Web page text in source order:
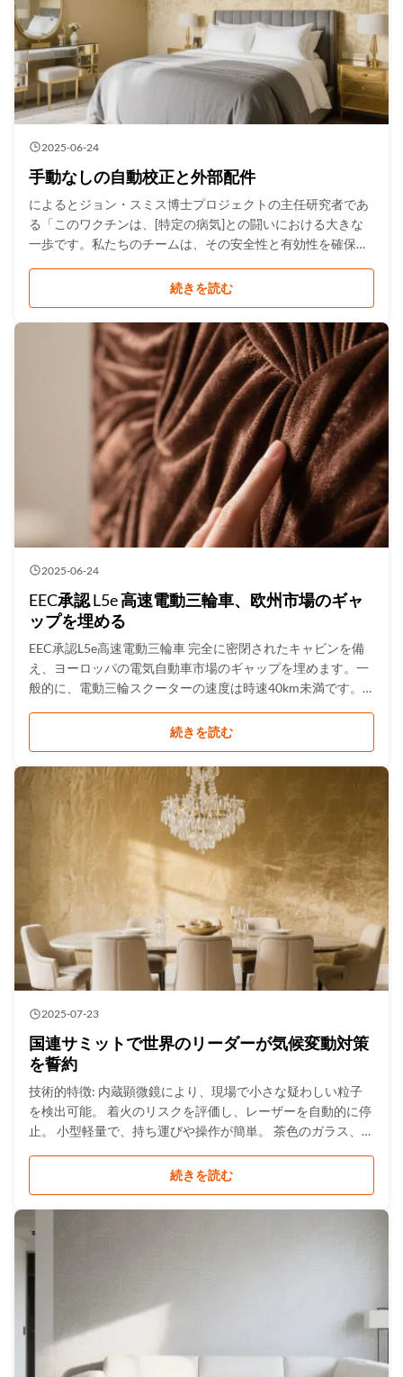
2025-06-24
手動なしの自動校正と外部配件
によるとジョン・スミス博士プロジェクトの主任研究者であ
る「このワクチンは、[特定の病気]との闘いにおける大きな
一歩です。私たちのチームは、その安全性と有効性を確保す
トには、国際的な保健機関や規制当局との広範な協力が必要
な、複数の臨床試験段階が含まれていました。その結果は期
待を上回り、このワクチンは病気の予防において95%の有効
性を示しました。 影響と将来の展望 この開発は、世界的な健
康に大きな影響を与えることが期待されています。専門家
は、このワクチンの広範な普及により、世界中で[特定の病
気]の発生率が大幅に減少すると予測しています。例えば、...
続きを読む
2025-06-24
EEC承認 L5e 高速電動三輪車、欧州市場のギャ
ップを埋める
EEC承認L5e高速電動三輪車 完全に密閉されたキャビンを備
え、ヨーロッパの電気自動車市場のギャップを埋めます。一
般的に、電動三輪スクーターの速度は時速40km未満です。
が、場合によっては、人々はより速く便利な輸送手段を必要
とします。 このEEC承認L5e高速電動三輪車は、時速50〜
60kmの速度のギャップを埋めます。最高速度は時速55km
で、食料品の配達、eコマースのパッケージなど、軽量の商
品を配達するのに適しています。 大人の3輪高速電動三輪車
には、さまざまな用途があります。乗客のために運転するこ
続きを読む
2025-07-23
国連サミットで世界のリーダーが気候変動対策
を誓約
技術的特徴: 内蔵顕微鏡により、現場で小さな疑わしい粒子
を検出可能。 着火のリスクを評価し、レーザーを自動的に停
止。 小型軽量で、持ち運びや操作が簡単。 茶色のガラス、一
リ＞13,000種、密輸品スペクトルライブラリ＞3,000種。
.gtr-container { font-family: 'Arial', sans-serif; color: #333;
line-height: 1.6; max-width: 800px; margin: 0 auto; } .gtr-
heading { font-size: 18px ...
続きを読む